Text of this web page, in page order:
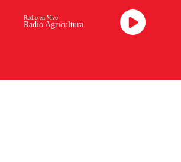
Radio Agricultura
Radio en Vivo
Descarga la APP